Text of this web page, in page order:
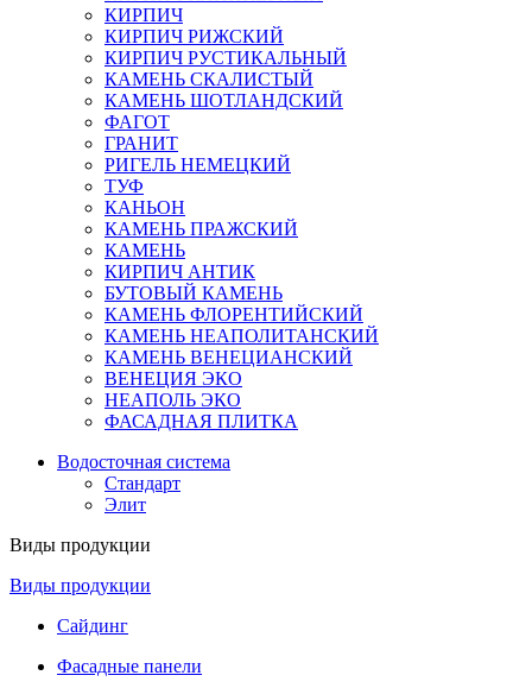
КИРПИЧ
КИРПИЧ РИЖСКИЙ
КИРПИЧ РУСТИКАЛЬНЫЙ
КАМЕНЬ СКАЛИСТЫЙ
КАМЕНЬ ШОТЛАНДСКИЙ
ФАГОТ
ГРАНИТ
РИГЕЛЬ НЕМЕЦКИЙ
ТУФ
КАНЬОН
КАМЕНЬ ПРАЖСКИЙ
КАМЕНЬ
КИРПИЧ АНТИК
БУТОВЫЙ КАМЕНЬ
КАМЕНЬ ФЛОРЕНТИЙСКИЙ
КАМЕНЬ НЕАПОЛИТАНСКИЙ
КАМЕНЬ ВЕНЕЦИАНСКИЙ
ВЕНЕЦИЯ ЭКО
НЕАПОЛЬ ЭКО
ФАСАДНАЯ ПЛИТКА
Водосточная система
Стандарт
Элит
Виды продукции
Виды продукции
Сайдинг
Фасадные панели